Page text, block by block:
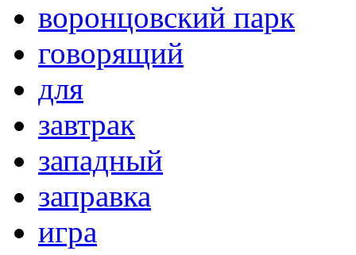
воронцовский парк
говорящий
для
завтрак
западный
заправка
игра